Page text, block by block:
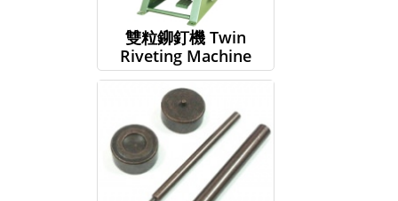
雙粒鉚釘機 Twin
Riveting Machine